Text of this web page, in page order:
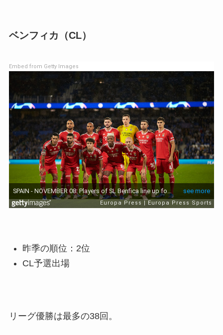
ベンフィカ（CL）
Embed from Getty Images
昨季の順位：2位
CL予選出場
リーグ優勝は最多の38回。